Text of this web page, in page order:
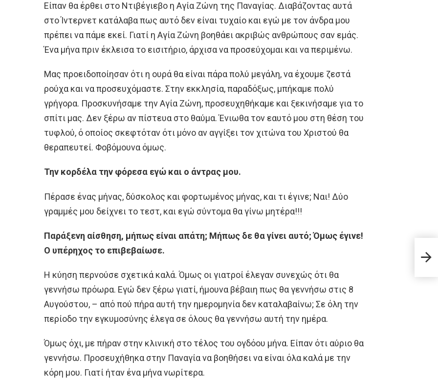
Είπαν θα έρθει στο Ντιβέγιεβο η Αγία Ζώνη της Παναγίας. Διαβάζοντας αυτά
στο Ίντερνετ κατάλαβα πως αυτό δεν είναι τυχαίο και εγώ με τον άνδρα μου
πρέπει να πάμε εκεί. Γιατί η Αγία Ζώνη βοηθάει ακριβώς ανθρώπους σαν εμάς.
Ένα μήνα πριν έκλεισα το εισιτήριο, άρχισα να προσεύχομαι και να περιμένω.
Μας προειδοποίησαν ότι η ουρά θα είναι πάρα πολύ μεγάλη, να έχουμε ζεστά
ρούχα και να προσευχόμαστε. Στην εκκλησία, παραδόξως, μπήκαμε πολύ
γρήγορα. Προσκυνήσαμε την Αγία Ζώνη, προσευχηθήκαμε και ξεκινήσαμε για το
σπίτι μας. Δεν ξέρω αν πίστευα στο θαύμα. Ένιωθα τον εαυτό μου στη θέση του
τυφλού, ό οποίος σκεφτόταν ότι μόνο αν αγγίξει τον χιτώνα του Χριστού θα
θεραπευτεί. Φοβόμουνα όμως.
Την κορδέλα την φόρεσα εγώ και ο άντρας μου.
Πέρασε ένας μήνας, δύσκολος και φορτωμένος μήνας, και τι έγινε; Ναι! Δύο
γραμμές μου δείχνει το τεστ, και εγώ σύντομα θα γίνω μητέρα!!!
Παράξενη αίσθηση, μήπως είναι απάτη; Μήπως δε θα γίνει αυτό; Όμως έγινε!
Ο υπέρηχος το επιβεβαίωσε.
Η κύηση περνούσε σχετικά καλά. Όμως οι γιατροί έλεγαν συνεχώς ότι θα
γεννήσω πρόωρα. Εγώ δεν ξέρω γιατί, ήμουνα βέβαιη πως θα γεννήσω στις 8
Αυγούστου, – από πού πήρα αυτή την ημερομηνία δεν καταλαβαίνω; Σε όλη την
περίοδο την εγκυμοσύνης έλεγα σε όλους θα γεννήσω αυτή την ημέρα.
Όμως όχι, με πήραν στην κλινική στο τέλος του ογδόου μήνα. Είπαν ότι αύριο θα
γεννήσω. Προσευχήθηκα στην Παναγία να βοηθήσει να είναι όλα καλά με την
κόρη μου. Γιατί ήταν ένα μήνα νωρίτερα.